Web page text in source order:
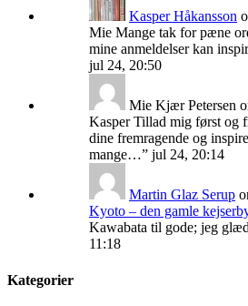
Kasper Håkansson
Mie Mange tak for pæne
mine anmeldelser kan
jul 24, 20:50
Mie Kjær Petersen
Kasper Tillad mig først og
dine fremragende og
mange…” jul 24, 20:14
Martin Glaz Serup
Kyoto – den gamle
Kawabata til gode; jeg
11:18
Kategorier